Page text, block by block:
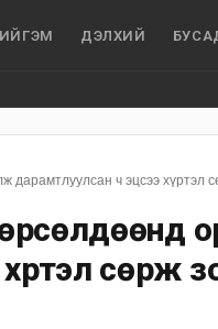
ДЭЛХИЙ
дарамтлуулсан ч эцсээ хүртэл
сөрж